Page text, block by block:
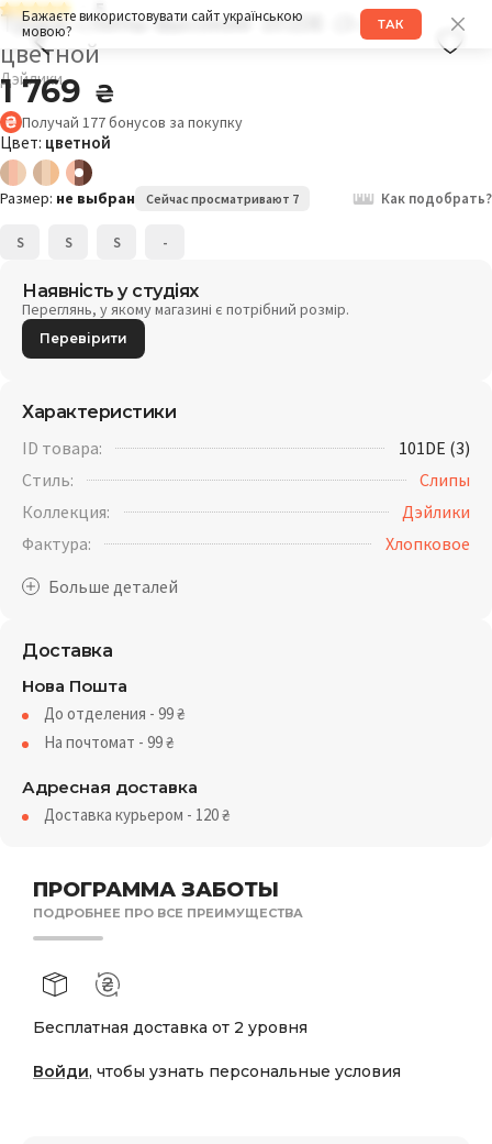
Бажаєте використовувати сайт українською
мовою?
ТАК
5
Трусы слипы высокие 101DE (3 шт)
цветной
Дэйлики
1 769 ₴
Получай 177бонусов за покупку
Цвет: цветной
Размер: не выбран Сейчас просматривают 7 Как подобрать?
S S S -
ПРОГРАММА ЗАБОТЫ
ПОДРОБНЕЕ ПРО ВСЕ ПРЕИМУЩЕСТВА
Бесплатная доставка от 2 уровня
Войди, чтобы узнать персональные условия
Наявність у студіях
Переглянь, у якому магазині є потрібний розмір.
Перевірити
Характеристики
ID товара:
101DE (3)
Стиль:
Слипы
Коллекция:
Дэйлики
Фактура:
Хлопковое
Доставка
Нова Пошта
До отделения - 99₴
На почтомат - 99₴
Адресная доставка
Доставка курьером - 120₴